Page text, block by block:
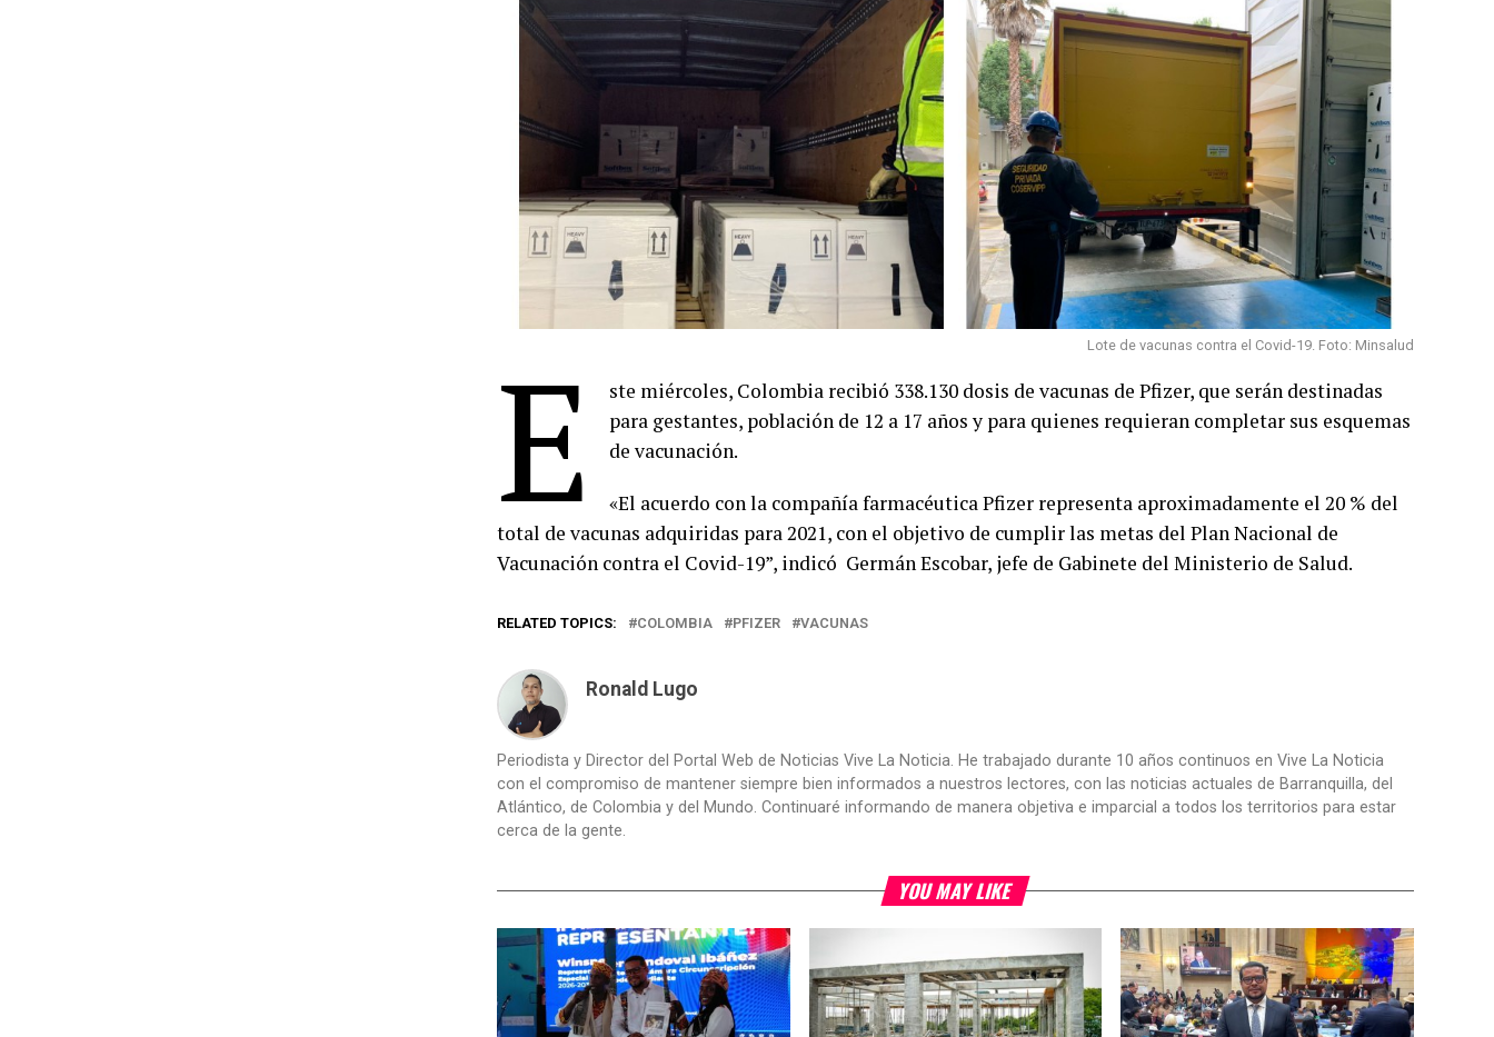
Lote de vacunas contra el Covid-19. Foto: Minsalud
E
ste miércoles, Colombia recibió 338.130 dosis de vacunas de Pfizer, que serán destinadas
para gestantes, población de 12 a 17 años y para quienes requieran completar sus esquemas
de vacunación.
«El acuerdo con la compañía farmacéutica Pfizer representa aproximadamente el 20 % del
total de vacunas adquiridas para 2021, con el objetivo de cumplir las metas del Plan Nacional de
Vacunación contra el Covid-19”, indicó Germán Escobar, jefe de Gabinete del Ministerio de Salud.
RELATED TOPICS: COLOMBIA PFIZER VACUNAS
Ronald Lugo
Periodista y Director del Portal Web de Noticias Vive La Noticia. He trabajado durante 10 años continuos en Vive La Noticia
con el compromiso de mantener siempre bien informados a nuestros lectores, con las noticias actuales de Barranquilla, del
Atlántico, de Colombia y del Mundo. Continuaré informando de manera objetiva e imparcial a todos los territorios para estar
cerca de la gente.
YOU MAY LIKE